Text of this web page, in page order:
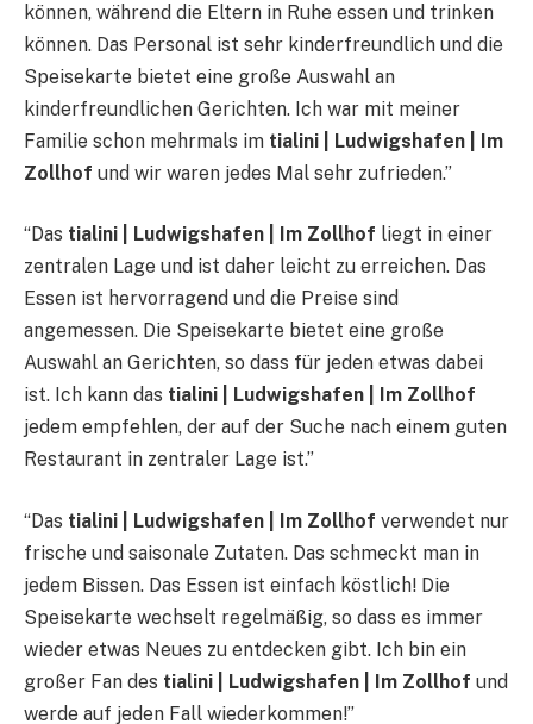
können, während die Eltern in Ruhe essen und trinken
können. Das Personal ist sehr kinderfreundlich und die
Speisekarte bietet eine große Auswahl an
kinderfreundlichen Gerichten. Ich war mit meiner
Familie schon mehrmals im tialini | Ludwigshafen | Im
Zollhof und wir waren jedes Mal sehr zufrieden.”
“Das tialini | Ludwigshafen | Im Zollhof liegt in einer
zentralen Lage und ist daher leicht zu erreichen. Das
Essen ist hervorragend und die Preise sind
angemessen. Die Speisekarte bietet eine große
Auswahl an Gerichten, so dass für jeden etwas dabei
ist. Ich kann das tialini | Ludwigshafen | Im Zollhof
jedem empfehlen, der auf der Suche nach einem guten
Restaurant in zentraler Lage ist.”
“Das tialini | Ludwigshafen | Im Zollhof verwendet nur
frische und saisonale Zutaten. Das schmeckt man in
jedem Bissen. Das Essen ist einfach köstlich! Die
Speisekarte wechselt regelmäßig, so dass es immer
wieder etwas Neues zu entdecken gibt. Ich bin ein
großer Fan des tialini | Ludwigshafen | Im Zollhof und
werde auf jeden Fall wiederkommen!”